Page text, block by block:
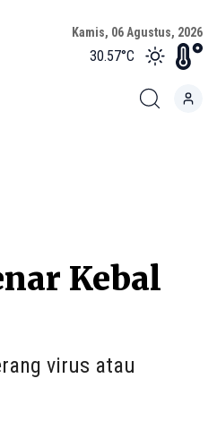
Kamis, 06 Agustus, 2026
30.57°C
Kebal
virus atau